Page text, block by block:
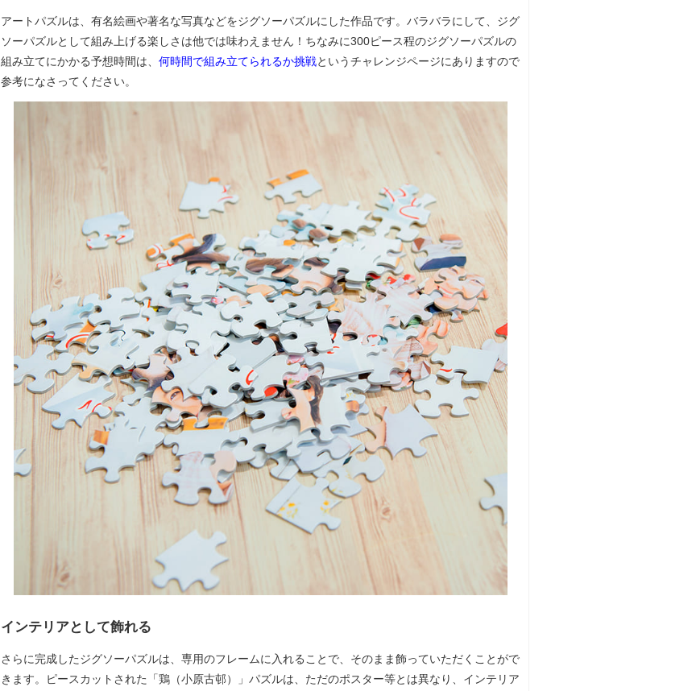
アートパズルは、有名絵画や著名な写真などをジグソーパズルにした作品です。バラバラにして、ジグ
ソーパズルとして組み上げる楽しさは他では味わえません！ちなみに300ピース程のジグソーパズルの
組み立てにかかる予想時間は、 何時間で組み立てられるか挑戦というチャレンジページにありますので
参考になさってください。
インテリアとして飾れる
さらに完成したジグソーパズルは、専用のフレームに入れることで、そのまま飾っていただくことがで
きます。ピースカットされた「鶏（小原古邨）」パズルは、ただのポスター等とは異なり、インテリア